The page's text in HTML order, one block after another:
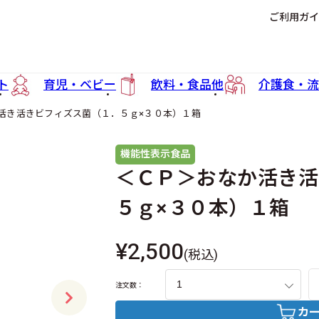
ご利用ガ
育児・ベビー 飲料・食品他 介護食・
き活きビフィズス菌（１．５ｇ×３０本）１箱
機能性表示食品
＜ＣＰ＞おなか活き
５ｇ×３０本）１箱
¥2,500(税込)
注文数：
カ